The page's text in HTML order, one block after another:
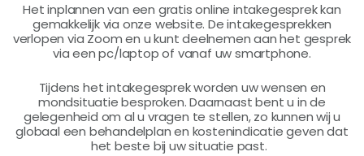
Het inplannen van een gratis online intakegesprek kan
gemakkelijk via onze website. De intakegesprekken
verlopen via Zoom en u kunt deelnemen aan het gesprek
via een pc/laptop of vanaf uw smartphone.
Tijdens het intakegesprek worden uw wensen en
mondsituatie besproken. Daarnaast bent u in de
gelegenheid om al u vragen te stellen, zo kunnen wij u
globaal een behandelplan en kostenindicatie geven dat
het beste bij uw situatie past.